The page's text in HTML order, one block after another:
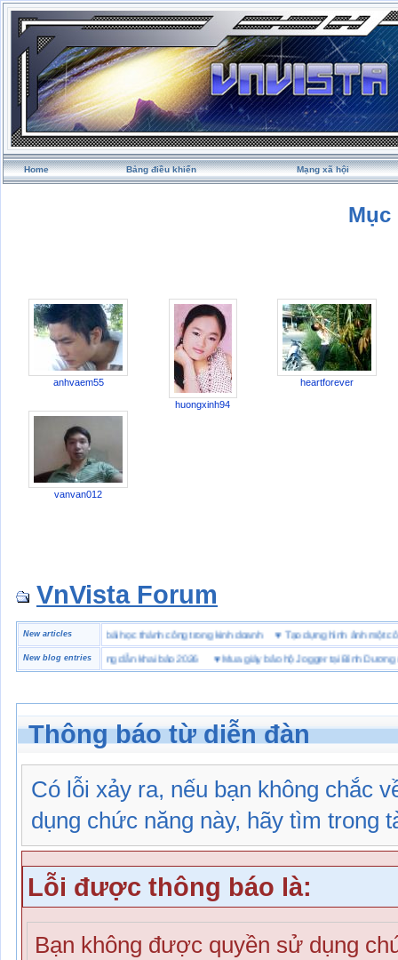
Home Bảng điều khiển Mạng xã hội
Mục
anhvaem55
huongxinh94
heartforever
vanvan012
VnVista Forum
New articles
biệt” của Microsoft ♥4 bài học thành công trong kinh doanh ♥Tạo dựng hình ảnh
New blog entries
quan là gì? Hướng dẫn khai báo 2026♥ Mua giày bảo hộ Jogger tại Bình Dương ở
Thông báo từ diễn đàn
Có lỗi xảy ra, nếu bạn không chắc
dụng chức năng này, hãy tìm trong
Lỗi được thông báo là:
Bạn không được quyền sử dụng